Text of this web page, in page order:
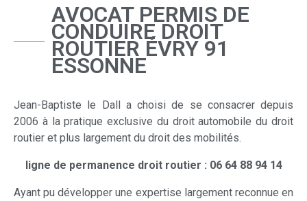
AVOCAT PERMIS DE
CONDUIRE DROIT
ROUTIER ÉVRY 91
ESSONNE
Jean-Baptiste le Dall a choisi de se consacrer depuis
2006 à la pratique exclusive du droit automobile du droit
routier et plus largement du droit des mobilités.
ligne de permanence droit routier : 06 64 88 94 14
Ayant pu développer une expertise largement reconnue en